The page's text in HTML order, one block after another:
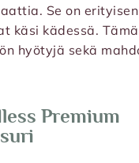
Se on
käsi kädessä.
hyötyjä sekä
Premium